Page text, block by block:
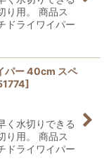
り用。 商品ス
ドライワイパー
パー 40cm スペ
]
く水切りできる
り用。 商品ス
ドライワイパー